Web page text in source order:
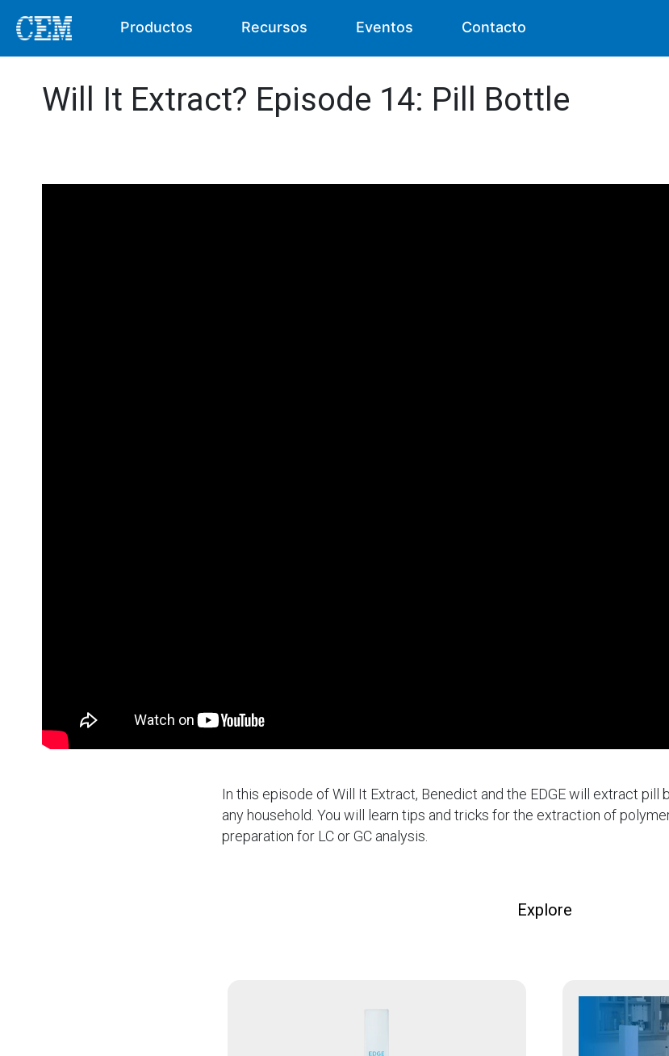
Productos Recursos Eventos Contacto
Will It Extract? Episode 14: Pill Bottle
In this episode of Will It Extract, Benedict and the EDGE will extract pill
any household. You will learn tips and tricks for the extraction of
preparation for LC or GC analysis.
Explore